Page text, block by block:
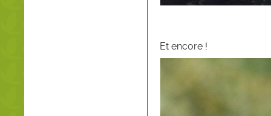
Et encore !